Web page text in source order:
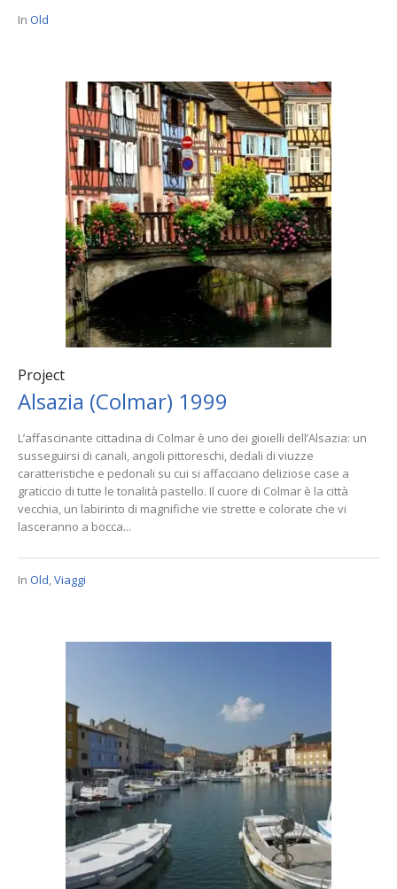
In Old
Project
Alsazia (Colmar) 1999
L’affascinante cittadina di Colmar è uno dei gioielli dell’Alsazia: un
susseguirsi di canali, angoli pittoreschi, dedali di viuzze
caratteristiche e pedonali su cui si affacciano deliziose case a
graticcio di tutte le tonalità pastello. Il cuore di Colmar è la città
vecchia, un labirinto di magnifiche vie strette e colorate che vi
lasceranno a bocca...
In Old,Viaggi